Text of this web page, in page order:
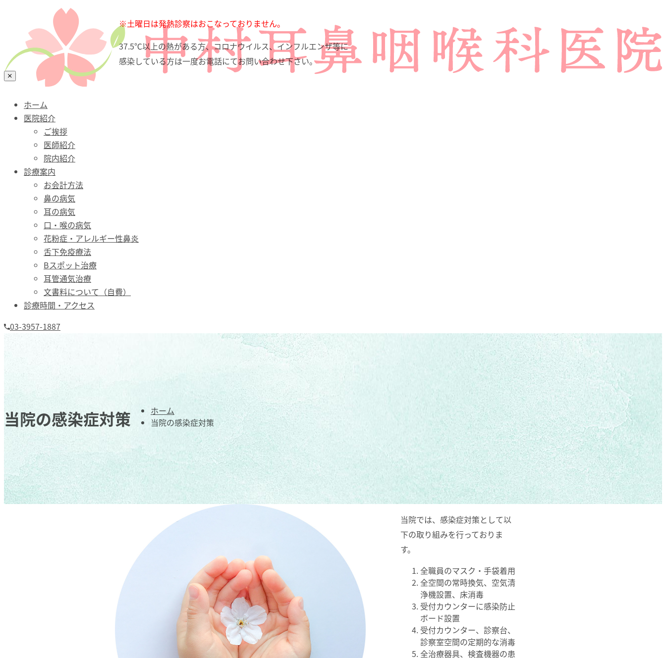
※土曜日は発熱診察はおこなっておりません。
37.5℃以上の熱がある方、コロナウイルス、インフルエンザ等に
感染している方は一度お電話にてお問い合わせ下さい。
医院紹介
診療案内
お会計方法
鼻の病気
耳の病気
口・喉（のど）の病気
花粉症・アレルギー性鼻炎
舌下免疫療法
Bスポット治療
予防接種
文書料について（自費）
診療時間・アクセス
ホーム
医院紹介
ご挨拶
医師紹介
院内紹介
診療案内
お会計方法
鼻の病気
耳の病気
口・喉の病気
花粉症・アレルギー性鼻炎
舌下免疫療法
Bスポット治療
耳管通気治療
文書料について（自費）
診療時間・アクセス
03-3957-1887
当院の感染症対策
ホーム
当院の感染症対策
当院では、感染症対策として以
下の取り組みを行っておりま
す。
全職員のマスク・手袋着用
全空間の常時換気、空気清
浄機設置、床消毒
受付カウンターに感染防止
ボード設置
受付カウンター、診察台、
診察室空間の定期的な消毒
全治療器具、検査機器の患